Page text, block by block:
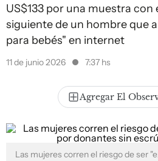
US$133 por una muestra con
siguiente de un hombre que
para bebés" en internet
11 de junio 2026 7:37 hs
Agregar El
Las mujeres corren el riesgo de ser